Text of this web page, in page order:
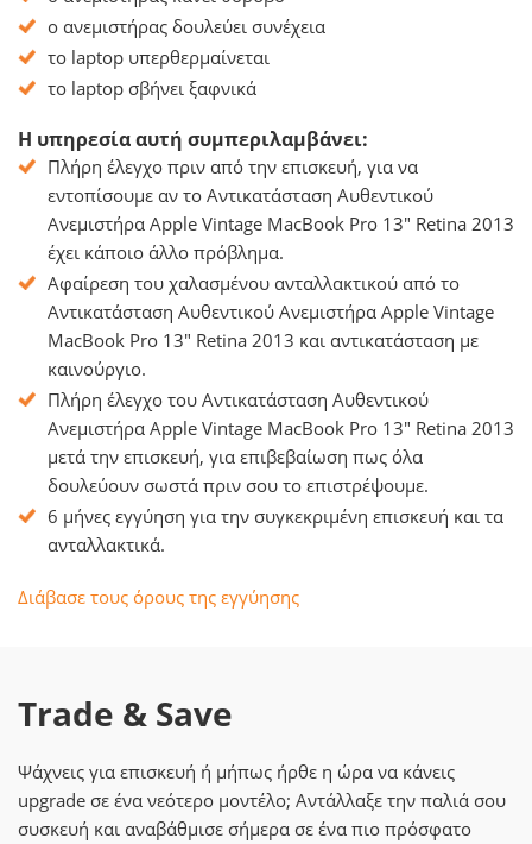
ο ανεμιστήρας δουλεύει συνέχεια
το laptop υπερθερμαίνεται
το laptop σβήνει ξαφνικά
Η υπηρεσία αυτή συμπεριλαμβάνει:
Πλήρη έλεγχο πριν από την επισκευή, για να
εντοπίσουμε αν το Αντικατάσταση Αυθεντικού
Ανεμιστήρα Apple Vintage MacBook Pro 13" Retina 2013
έχει κάποιο άλλο πρόβλημα.
Αφαίρεση του χαλασμένου ανταλλακτικού από το
Αντικατάσταση Αυθεντικού Ανεμιστήρα Apple Vintage
MacBook Pro 13" Retina 2013 και αντικατάσταση με
καινούργιο.
Πλήρη έλεγχο του Αντικατάσταση Αυθεντικού
Ανεμιστήρα Apple Vintage MacBook Pro 13" Retina 2013
μετά την επισκευή, για επιβεβαίωση πως όλα
δουλεύουν σωστά πριν σου το επιστρέψουμε.
6 μήνες εγγύηση για την συγκεκριμένη επισκευή και τα
ανταλλακτικά.
Διάβασε τους όρους της εγγύησης
Trade & Save
Ψάχνεις για επισκευή ή μήπως ήρθε η ώρα να κάνεις
upgrade σε ένα νεότερο μοντέλο; Αντάλλαξε την παλιά σου
συσκευή και αναβάθμισε σήμερα σε ένα πιο πρόσφατο